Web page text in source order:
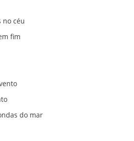
no céu
fim
do mar